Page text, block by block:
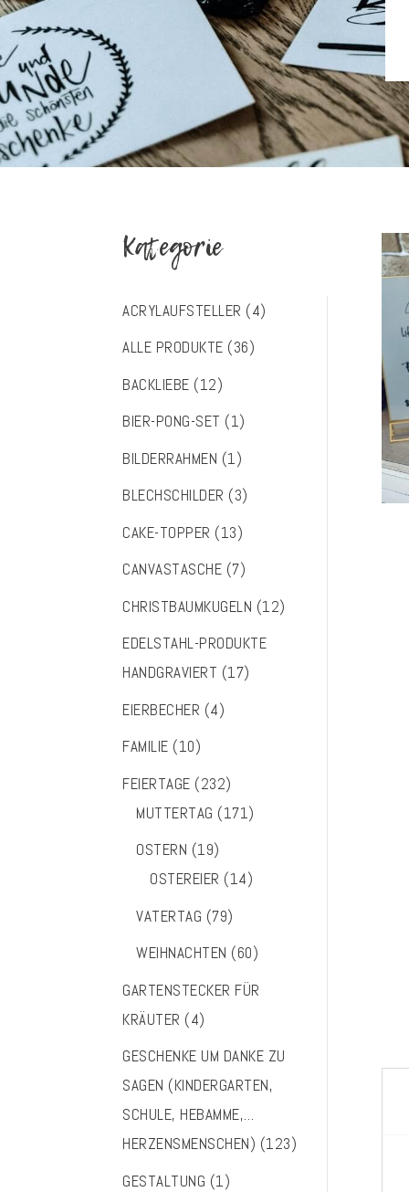
Kategorie
ACRYLAUFSTELLER (4)
ALLE PRODUKTE (36)
BACKLIEBE (12)
BIER-PONG-SET (1)
BILDERRAHMEN (1)
BLECHSCHILDER (3)
CAKE-TOPPER (13)
CANVASTASCHE (7)
CHRISTBAUMKUGELN (12)
EDELSTAHL-PRODUKTE
HANDGRAVIERT (17)
EIERBECHER (4)
FAMILIE (10)
FEIERTAGE (232)
MUTTERTAG (171)
OSTERN (19)
OSTEREIER (14)
VATERTAG (79)
WEIHNACHTEN (60)
GARTENSTECKER FÜR
KRÄUTER (4)
GESCHENKE UM DANKE ZU
SAGEN (KINDERGARTEN,
SCHULE, HEBAMME,…
HERZENSMENSCHEN) (123)
GESTALTUNG (1)